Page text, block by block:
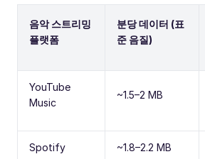
음악 스트리밍
플랫폼
분당 데이터 (표
준 음질)
YouTube
Music
~1.5–2 MB
Spotify ~1.8–2.2 MB